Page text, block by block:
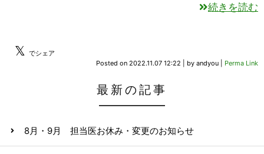
続きを読む
𝕏 でシェア
Posted on 2022.11.07 12:22 by andyou Perma Link
最新の記事
8月・9月 担当医お休み・変更のお知らせ